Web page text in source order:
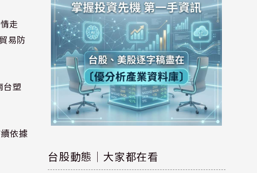
走
易防
台塑
依據
台股動態｜大家都在看